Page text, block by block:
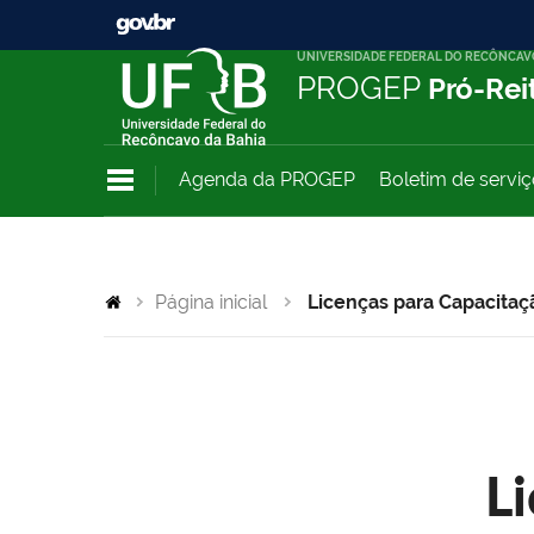
UNIVERSIDADE FEDERAL DO
PROGEP Pró-
Agenda da PROGEP Boletim de
Página inicial Licenças para